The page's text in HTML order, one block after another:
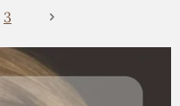
3